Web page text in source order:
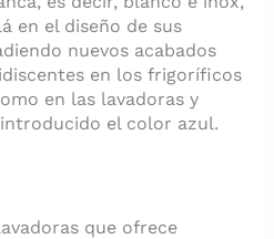
en el diseño de sus
nuevos acabados
en los frigoríficos
en las lavadoras y
el color azul.
que ofrece